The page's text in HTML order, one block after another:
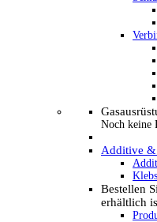
Noch keine
Additive
Bestellen
erhältlich